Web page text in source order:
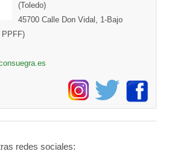
(Toledo)
45700 Calle Don Vidal, 1-Bajo
PPFF)
redes sociales: